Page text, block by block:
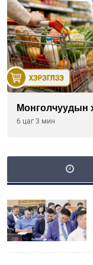
Монголчуудын
6 цаг 3 мин